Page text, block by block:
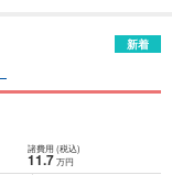
新着
諸費用 (税込)
11.7 万円